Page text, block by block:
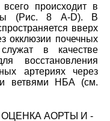
происходит в
(Рис. 8 A-D). В
вверх
окклюзии почечных
в качестве
восстановления
артериях через
ветвями НБА (см.